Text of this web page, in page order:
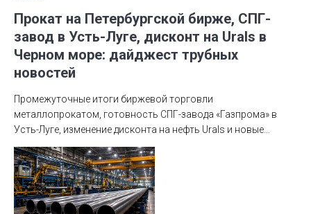
Прокат на Петербургской бирже, СПГ-
завод в Усть-Луге, дисконт на Urals в
Черном море: дайджест трубных
новостей
Промежуточные итоги биржевой торговли
металлопрокатом, готовность СПГ-завода «Газпрома» в
Усть-Луге, изменение дисконта на нефть Urals и новые
трубные проекты в Саудовской Аравии — ключевые события
металлургии и трубной промышленности.